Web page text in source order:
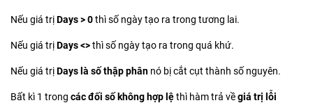
Nếu giá trịDays > 0thì số ngày tạo ra trong tương lai.
Nếu giá trịDays <>thì số ngày tạo ra trong quá khứ.
Nếu giá trịDays là số thập phân nó bị cắt cụt thành số nguyên.
Bất kì 1 trong các đối số không hợp lệthì hàm trả vềgiá trị lỗi